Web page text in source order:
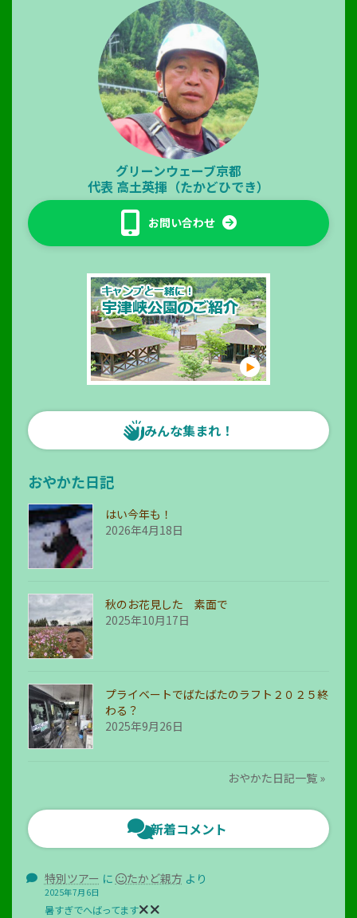
グリーンウェーブ京都
代表 高土英揮（たかどひでき）
お問い合わせ
みんな集まれ！
おやかた日記
はい今年も！
2026年4月18日
秋のお花見した 素面で
2025年10月17日
プライベートでばたばたのラフト２０２５終
わる？
2025年9月26日
おやかた日記一覧 »
新着コメント
特別ツアー に たかど親方より
2025年7月6日
暑すぎでへばってます